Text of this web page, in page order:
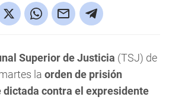
Superior de Justicia (TSJ) de
la orden de prisión
dictada contra el expresidente